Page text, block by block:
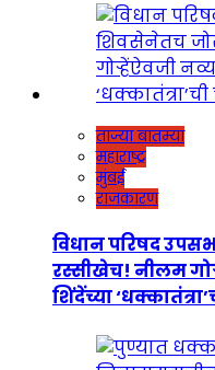
ताज्या बातम्या
महाराष्ट्र
मुंबई
राजकारण
विधान परिषद
रस्सीखेच! नीलम
शिंदेंच्या